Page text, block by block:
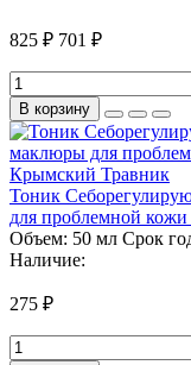
825 ₽ 701 ₽
В корзину
Тоник
для проблемной
Объем: 50 мл Срок
Наличие:
275 ₽